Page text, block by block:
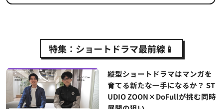
特集：ショートドラマ最前線📱
縦型ショートドラマはマンガを
育てる新たな一手になるか？ ST
UDIO ZOON×DoFullが挑む同時